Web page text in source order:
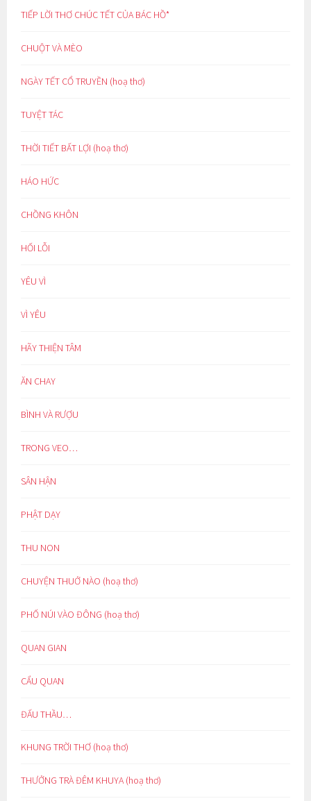
TIẾP LỜI THƠ CHÚC TẾT CỦA BÁC HỒ*
CHUỘT VÀ MÈO
NGÀY TẾT CỔ TRUYỀN (hoạ thơ)
TUYỆT TÁC
THỜI TIẾT BẤT LỢI (hoạ thơ)
HÁO HỨC
CHỒNG KHÔN
HỐI LỖI
YÊU VÌ
VÌ YÊU
HÃY THIỆN TÂM
ĂN CHAY
BÌNH VÀ RƯỢU
TRONG VEO…
SÂN HẬN
PHẬT DẠY
THU NON
CHUYỆN THUỞ NÀO (hoạ thơ)
PHỐ NÚI VÀO ĐÔNG (hoạ thơ)
QUAN GIAN
CẨU QUAN
ĐẤU THẦU…
KHUNG TRỜI THƠ (hoạ thơ)
THƯỞNG TRÀ ĐÊM KHUYA (hoạ thơ)